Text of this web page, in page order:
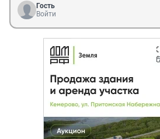
Гость
Войти